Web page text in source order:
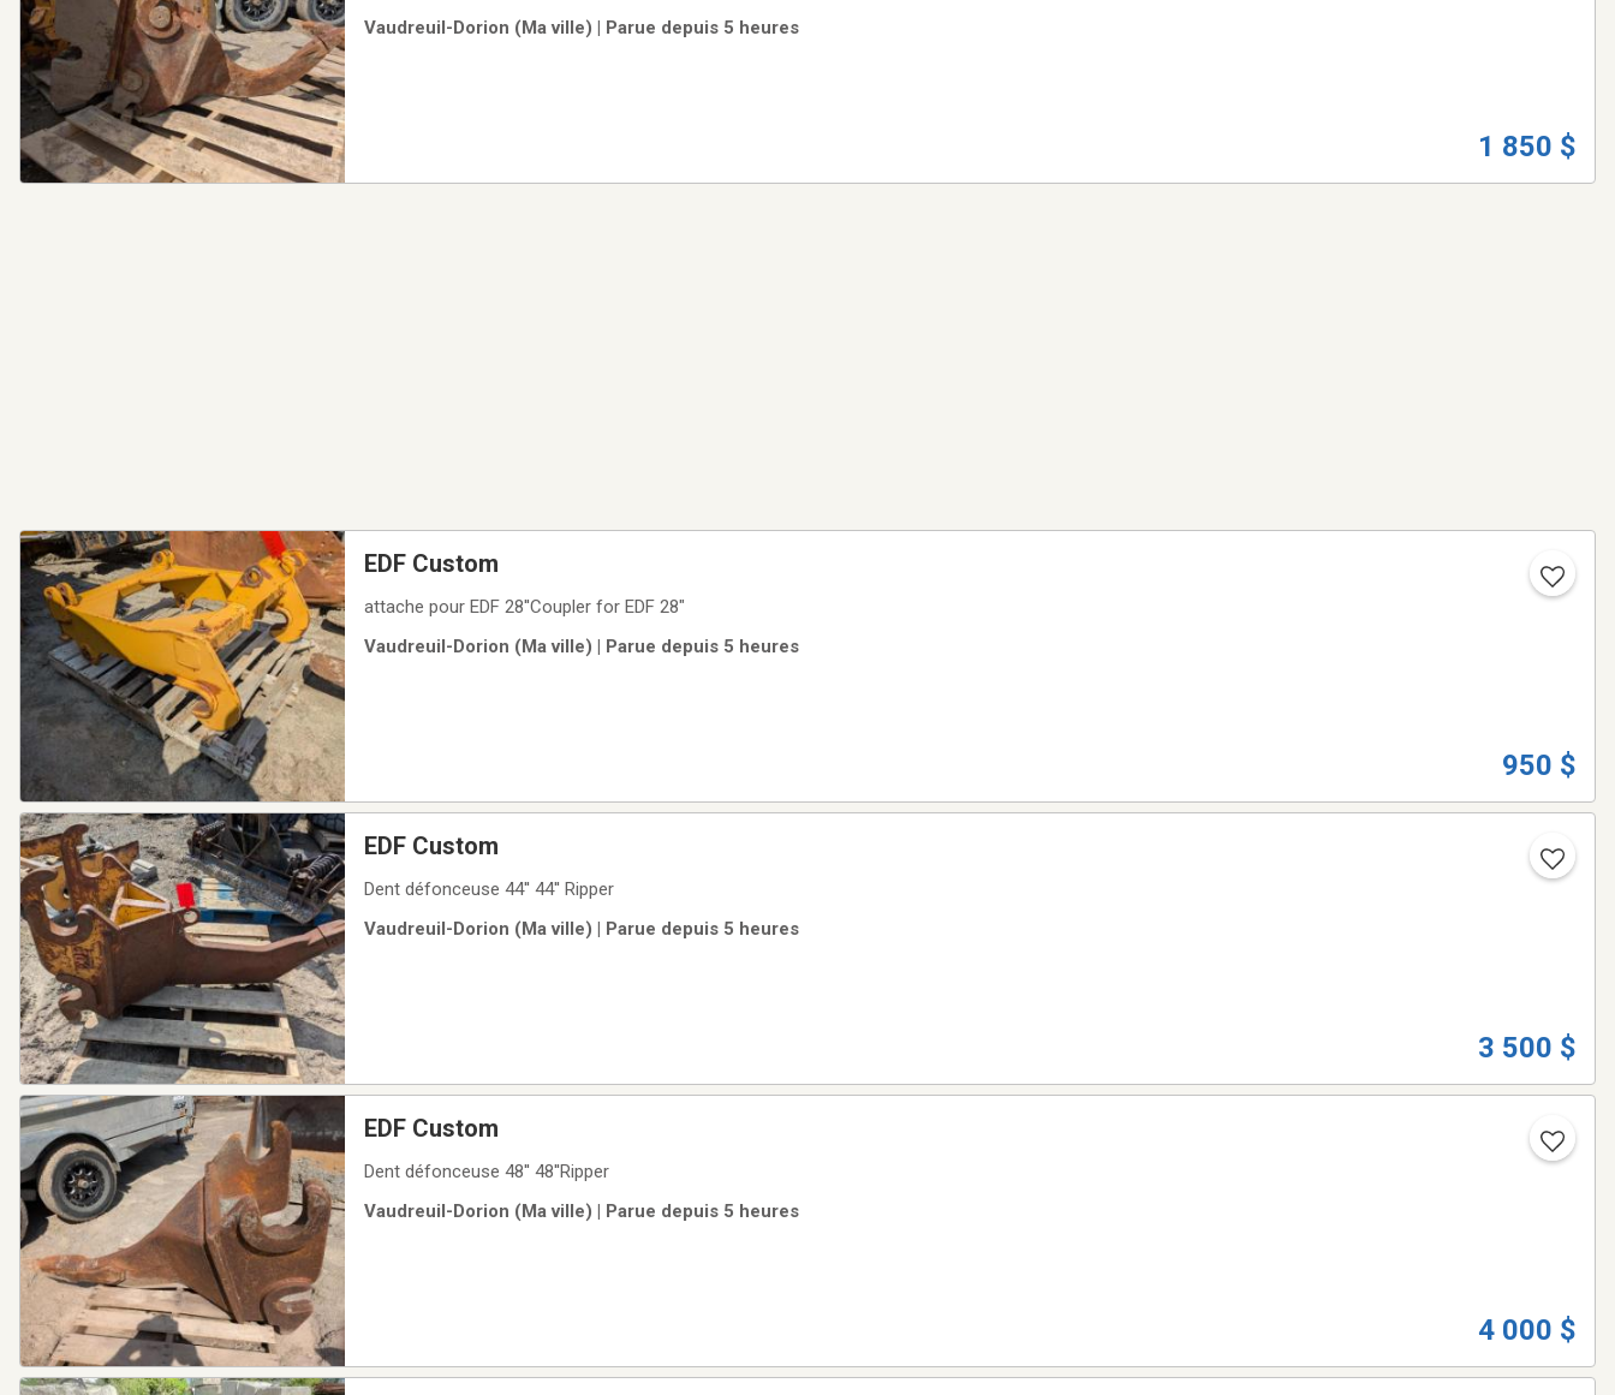
Vaudreuil-Dorion (Ma ville) | Parue depuis 5 heures
1 850 $
EDF Custom
attache pour EDF 28''Coupler for EDF 28"
Vaudreuil-Dorion (Ma ville) | Parue depuis 5 heures
950 $
EDF Custom
Dent défonceuse 44'' 44'' Ripper
Vaudreuil-Dorion (Ma ville) | Parue depuis 5 heures
3 500 $
EDF Custom
Dent défonceuse 48'' 48''Ripper
Vaudreuil-Dorion (Ma ville) | Parue depuis 5 heures
4 000 $